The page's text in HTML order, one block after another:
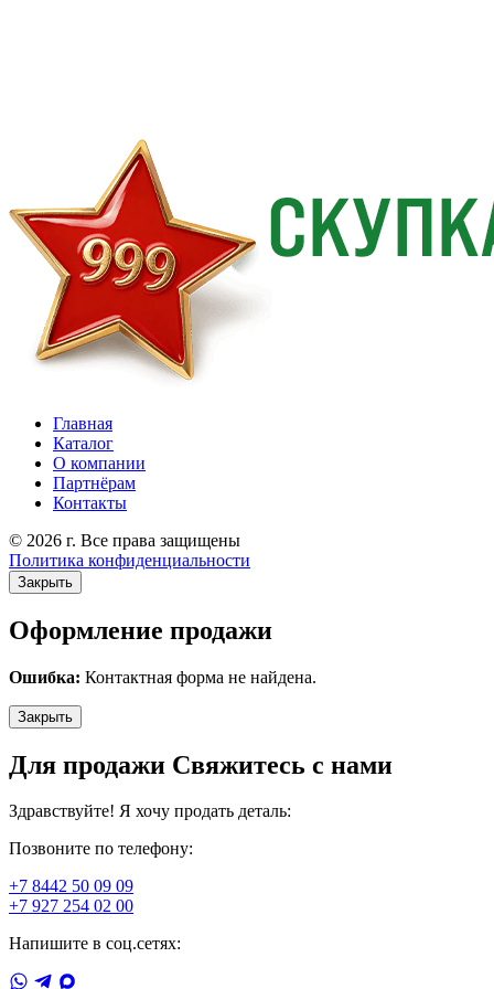
Главная
Каталог
О компании
Партнёрам
Контакты
© 2026 г. Все права защищены
Политика конфиденциальности
Закрыть
Оформление продажи
Ошибка: Контактная форма не найдена.
Закрыть
Для продажи Свяжитесь с нами
Здравствуйте! Я хочу продать деталь:
Позвоните по телефону:
+7 8442 50 09 09
+7 927 254 02 00
Напишите в соц.сетях: